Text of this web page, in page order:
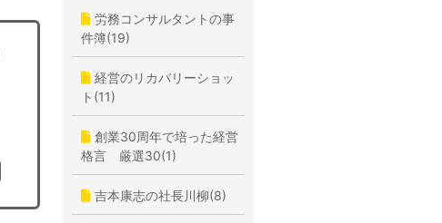
労務コンサルタントの事
件簿(19)
経営のリカバリーショッ
ト(11)
創業30周年で培った経営
格言 厳選30(1)
吉本康志の社長川柳(8)